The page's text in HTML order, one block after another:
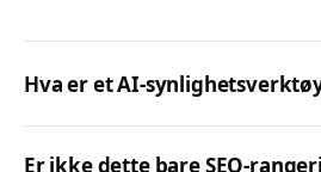
Hva er et AI-
Er ikke dette bare SEO-